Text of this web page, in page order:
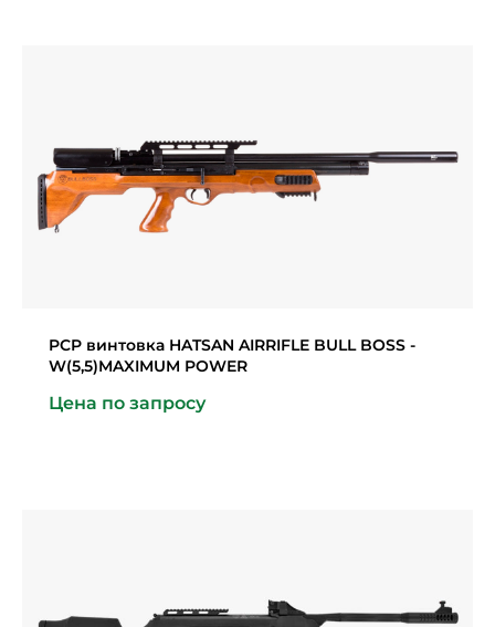
PCP винтовка HATSAN AIRRIFLE BULL BOSS -
W(5,5)MAXIMUM POWER
Цена по запросу